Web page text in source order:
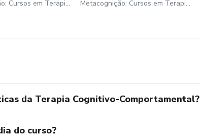
Metacognição: Cursos em Terapia Cognitivo Comportamental LTDA Metacognição: Cursos em Terapia Cognitivo Comportamental LTDA
da Terapia Cognitivo-Comportamental?
do curso?